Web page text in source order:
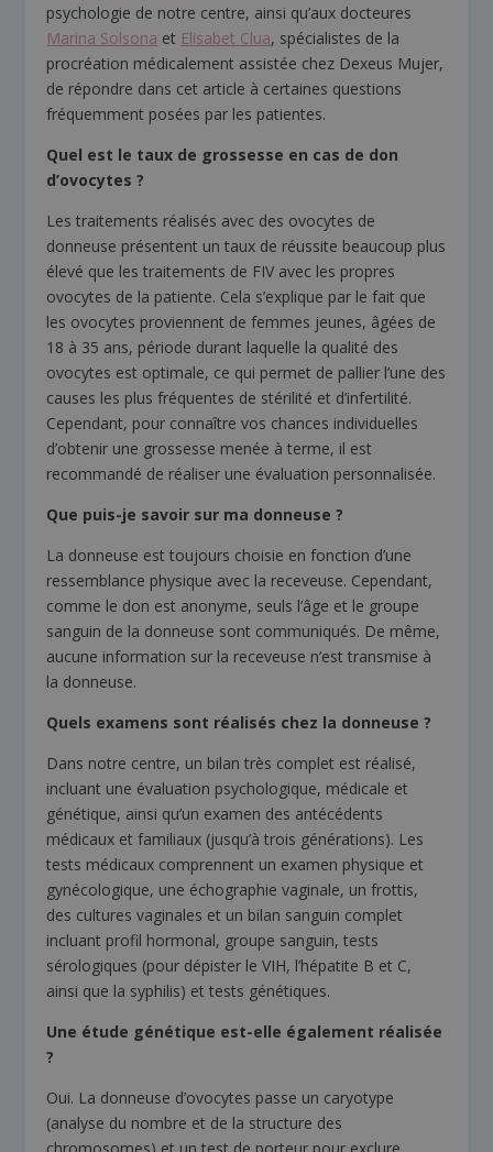
psychologie de notre centre, ainsi qu’aux docteures
Marina Solsona et Elisabet Clua, spécialistes de la
procréation médicalement assistée chez Dexeus Mujer,
de répondre dans cet article à certaines questions
fréquemment posées par les patientes.
Quel est le taux de grossesse en cas de don
d’ovocytes ?
Les traitements réalisés avec des ovocytes de
donneuse présentent un taux de réussite beaucoup plus
élevé que les traitements de FIV avec les propres
ovocytes de la patiente. Cela s’explique par le fait que
les ovocytes proviennent de femmes jeunes, âgées de
18 à 35 ans, période durant laquelle la qualité des
ovocytes est optimale, ce qui permet de pallier l’une des
causes les plus fréquentes de stérilité et d’infertilité.
Cependant, pour connaître vos chances individuelles
d’obtenir une grossesse menée à terme, il est
recommandé de réaliser une évaluation personnalisée.
Que puis-je savoir sur ma donneuse ?
La donneuse est toujours choisie en fonction d’une
ressemblance physique avec la receveuse. Cependant,
comme le don est anonyme, seuls l’âge et le groupe
sanguin de la donneuse sont communiqués. De même,
aucune information sur la receveuse n’est transmise à
la donneuse.
Quels examens sont réalisés chez la donneuse ?
Dans notre centre, un bilan très complet est réalisé,
incluant une évaluation psychologique, médicale et
génétique, ainsi qu’un examen des antécédents
médicaux et familiaux (jusqu’à trois générations). Les
tests médicaux comprennent un examen physique et
gynécologique, une échographie vaginale, un frottis,
des cultures vaginales et un bilan sanguin complet
incluant profil hormonal, groupe sanguin, tests
sérologiques (pour dépister le VIH, l’hépatite B et C,
ainsi que la syphilis) et tests génétiques.
Une étude génétique est-elle également réalisée
?
Oui. La donneuse d’ovocytes passe un caryotype
(analyse du nombre et de la structure des
chromosomes) et un test de porteur pour exclure